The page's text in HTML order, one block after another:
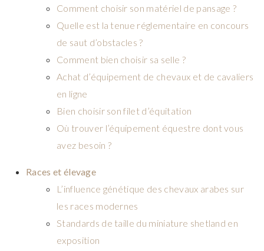
Comment choisir son matériel de pansage ?
Quelle est la tenue réglementaire en concours
de saut d’obstacles ?
Comment bien choisir sa selle ?
Achat d’équipement de chevaux et de cavaliers
en ligne
Bien choisir son filet d’équitation
Où trouver l’équipement équestre dont vous
avez besoin ?
Races et élevage
L’influence génétique des chevaux arabes sur
les races modernes
Standards de taille du miniature shetland en
exposition